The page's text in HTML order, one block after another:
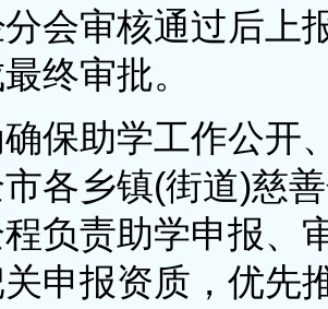
会审核通过后上
终审批。
助学工作公开
各乡镇(街道)慈
负责助学申报、
申报资质，优先